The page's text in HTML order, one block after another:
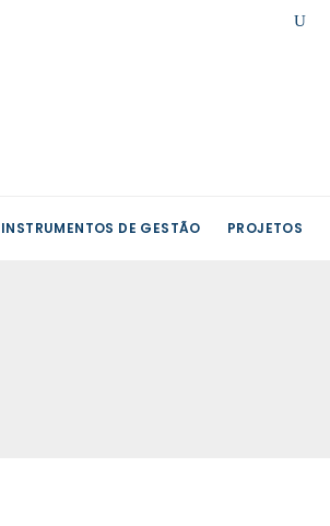
INSTRUMENTOS DE GESTÃO PROJETOS